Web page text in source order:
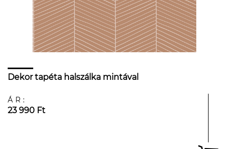
Dekor tapéta halszálka mintával
ÁR:
23 990 Ft